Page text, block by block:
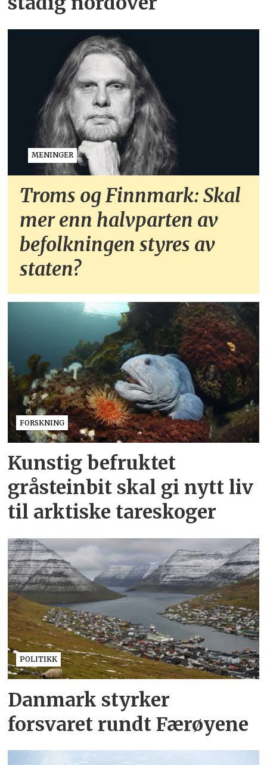
MENINGER
Troms og Finnmark: Skal
mer enn halvparten av
befolkningen styres av
staten?
FORSKNING
Kunstig befruktet
gråsteinbit skal gi nytt liv
til arktiske tareskoger
POLITIKK
Danmark styrker
forsvaret rundt Færøyene